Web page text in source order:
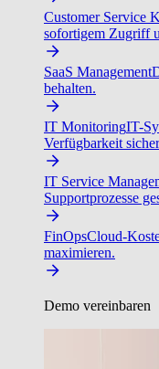
Customer Service
sofortigem Zugriff
SaaS Management
behalten.
IT MonitoringIT-
Verfügbarkeit
IT Service
Supportprozesse
FinOpsCloud-
maximieren.
Demo vereinbaren